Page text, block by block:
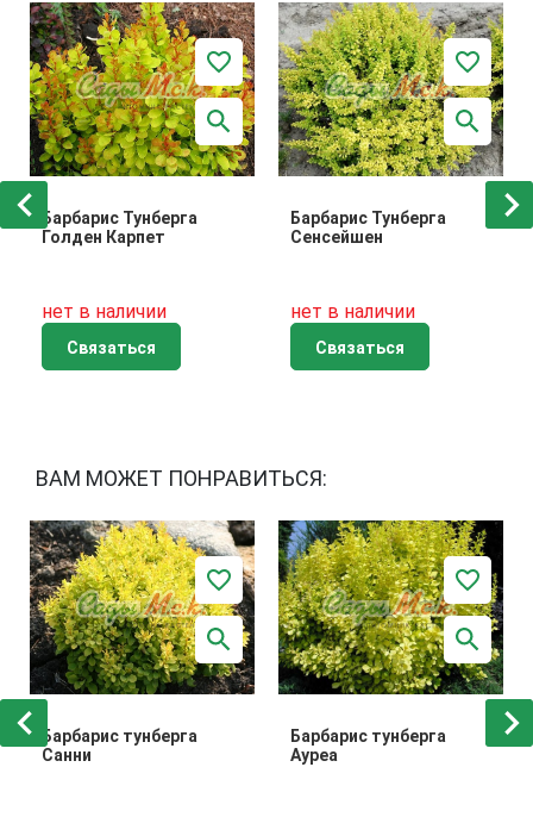
Барбарис Тунберга
Голден Карпет
нет в наличии
Связаться
Барбарис Тунберга
Сенсейшен
нет в наличии
Связаться
ВАМ МОЖЕТ ПОНРАВИТЬСЯ:
Барбарис тунберга
Санни
Барбарис тунберга
Ауреа